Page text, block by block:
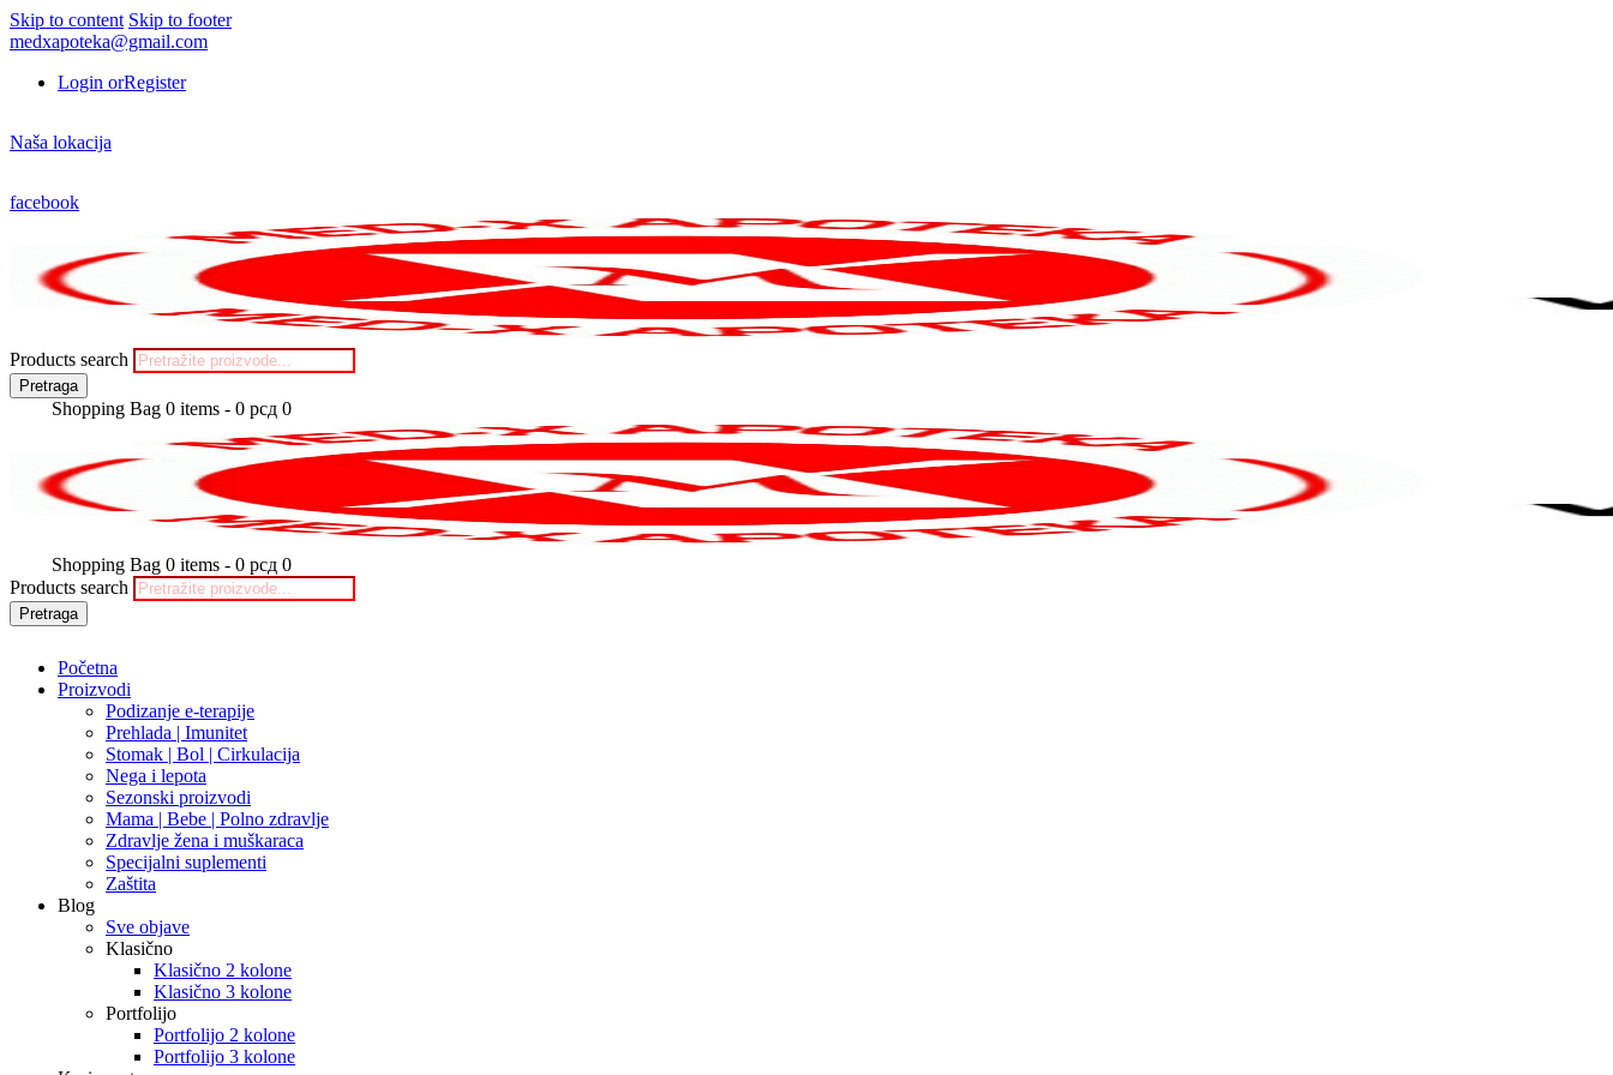
Skip to content Skip to footer
medxapoteka@gmail.com
Login orRegister
Naša lokacija
facebook
Products search
Pretraga
Shopping Bag 0 items - 0 рсд 0
Shopping Bag 0 items - 0 рсд 0
Products search
Pretraga
Početna
Proizvodi
Podizanje e-terapije
Prehlada | Imunitet
Stomak | Bol | Cirkulacija
Nega i lepota
Sezonski proizvodi
Mama | Bebe | Polno zdravlje
Zdravlje žena i muškaraca
Specijalni suplementi
Zaštita
Blog
Sve objave
Klasično
Klasično 2 kolone
Klasično 3 kolone
Portfolijo
Portfolijo 2 kolone
Portfolijo 3 kolone